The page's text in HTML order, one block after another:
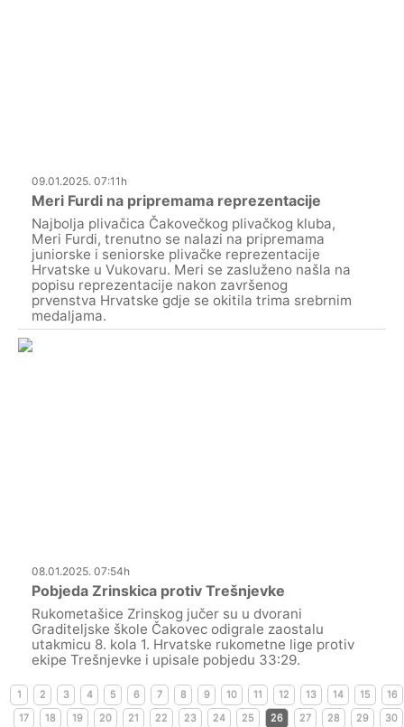
09.01.2025. 07:11h
Meri Furdi na pripremama reprezentacije
Najbolja plivačica Čakovečkog plivačkog kluba,
Meri Furdi, trenutno se nalazi na pripremama
juniorske i seniorske plivačke reprezentacije
Hrvatske u Vukovaru. Meri se zasluženo našla na
popisu reprezentacije nakon završenog
prvenstva Hrvatske gdje se okitila trima srebrnim
medaljama.
08.01.2025. 07:54h
Pobjeda Zrinskica protiv Trešnjevke
Rukometašice Zrinskog jučer su u dvorani
Graditeljske škole Čakovec odigrale zaostalu
utakmicu 8. kola 1. Hrvatske rukometne lige protiv
ekipe Trešnjevke i upisale pobjedu 33:29.
1 2 3 4 5 6 7 8 9 10 11 12 13 14 15
16
17
18 19 20 21 22 23 24 25 26 27 28 29 30